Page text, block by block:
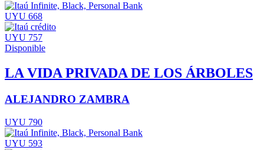
UYU 668
UYU 757
Disponible
LA VIDA PRIVADA DE LOS ÁRBOLES
ALEJANDRO ZAMBRA
UYU 790
UYU 593